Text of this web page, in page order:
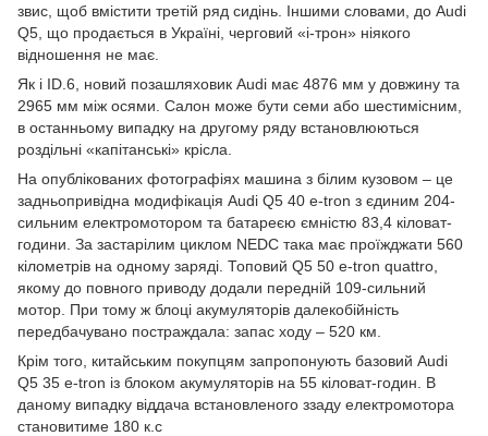
звис, щоб вмістити третій ряд сидінь. Іншими словами, до Audi
Q5, що продається в Україні, черговий «і-трон» ніякого
відношення не має.
Як і ID.6, новий позашляховик Audi має 4876 мм у довжину та
2965 мм між осями. Салон може бути семи або шестимісним,
в останньому випадку на другому ряду встановлюються
роздільні «капітанські» крісла.
На опублікованих фотографіях машина з білим кузовом – це
задньопривідна модифікація Audi Q5 40 e-tron з єдиним 204-
сильним електромотором та батареєю ємністю 83,4 кіловат-
години. За застарілим циклом NEDC така має проїжджати 560
кілометрів на одному заряді. Топовий Q5 50 e-tron quattro,
якому до повного приводу додали передній 109-сильний
мотор. При тому ж блоці акумуляторів далекобійність
передбачувано постраждала: запас ходу – 520 км.
Крім того, китайським покупцям запропонують базовий Audi
Q5 35 e-tron із блоком акумуляторів на 55 кіловат-годин. В
даному випадку віддача встановленого ззаду електромотора
становитиме 180 к.с